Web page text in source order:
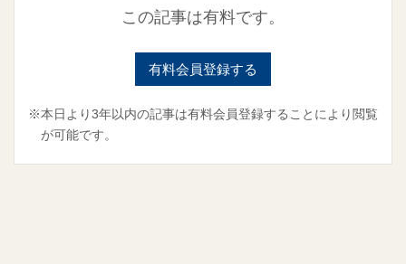
この記事は有料です。
有料会員登録する
※本日より3年以内の記事は有料会員登録することにより閲覧
が可能です。